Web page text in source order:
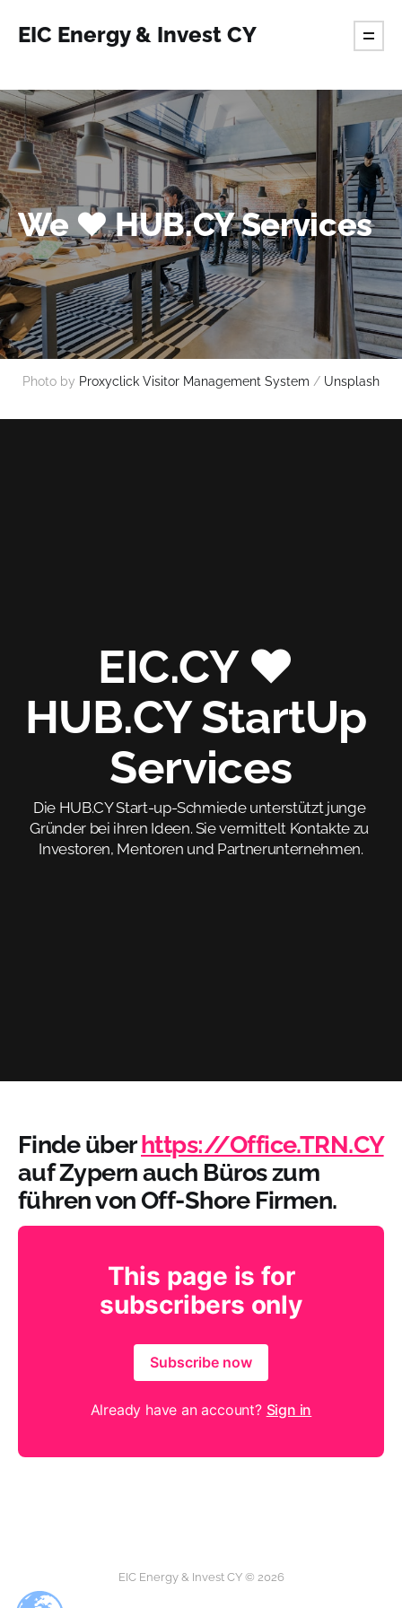
EIC Energy & Invest CY
We ❤️ HUB.CY Services
Photo by Proxyclick Visitor Management System / Unsplash
EIC.CY ❤️
HUB.CY StartUp
Services
Die HUB.CY Start-up-Schmiede unterstützt junge
Gründer bei ihren Ideen. Sie vermittelt Kontakte zu
Investoren, Mentoren und Partnerunternehmen.
Finde überhttps://Office.TRN.CY
auf Zypern auch Büros zum
führen von Off-Shore Firmen.
This page is for
subscribers only
Subscribe now
Already have an account? Sign in
EIC Energy & Invest CY © 2026